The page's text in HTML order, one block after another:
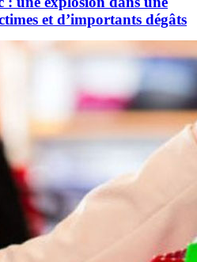
et d’importants dégâts